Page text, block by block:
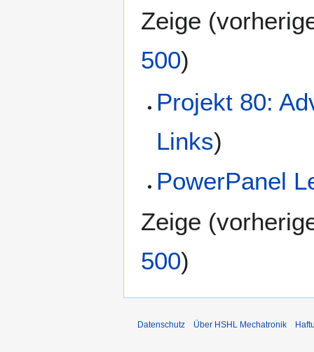
Zeige (
500)
Projekt 80:
Links)
PowerPanel
Zeige (
500)
Datenschutz Über HSHL Mechatronik